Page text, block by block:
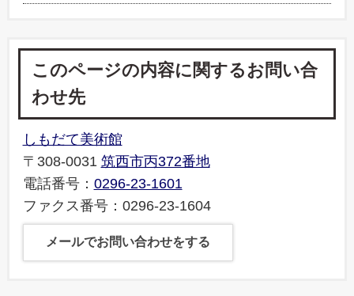
このページの内容に関するお問い合
わせ先
しもだて美術館
〒308-0031 筑西市丙372番地
電話番号： 0296-23-1601
ファクス番号：0296-23-1604
メールでお問い合わせをする